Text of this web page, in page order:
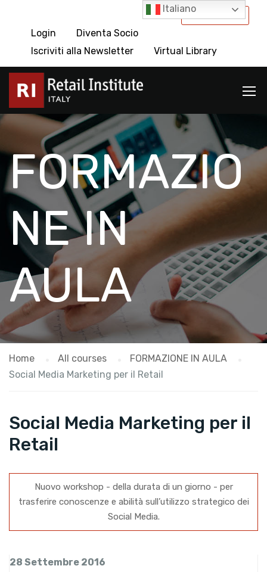
International
Login
Diventa Socio
Iscriviti alla Newsletter
Virtual Library
FORMAZIO
NE IN
AULA
Home All courses
FORMAZIONE IN AULA
Social Media Marketing per il Retail
Social Media Marketing per il
Retail
Nuovo workshop - della durata di un giorno - per
trasferire conoscenze e abilità sull’utilizzo strategico dei
Social Media.
28 Settembre 2016
Italiano